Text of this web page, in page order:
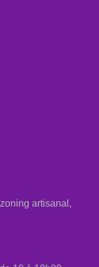
artisanal,